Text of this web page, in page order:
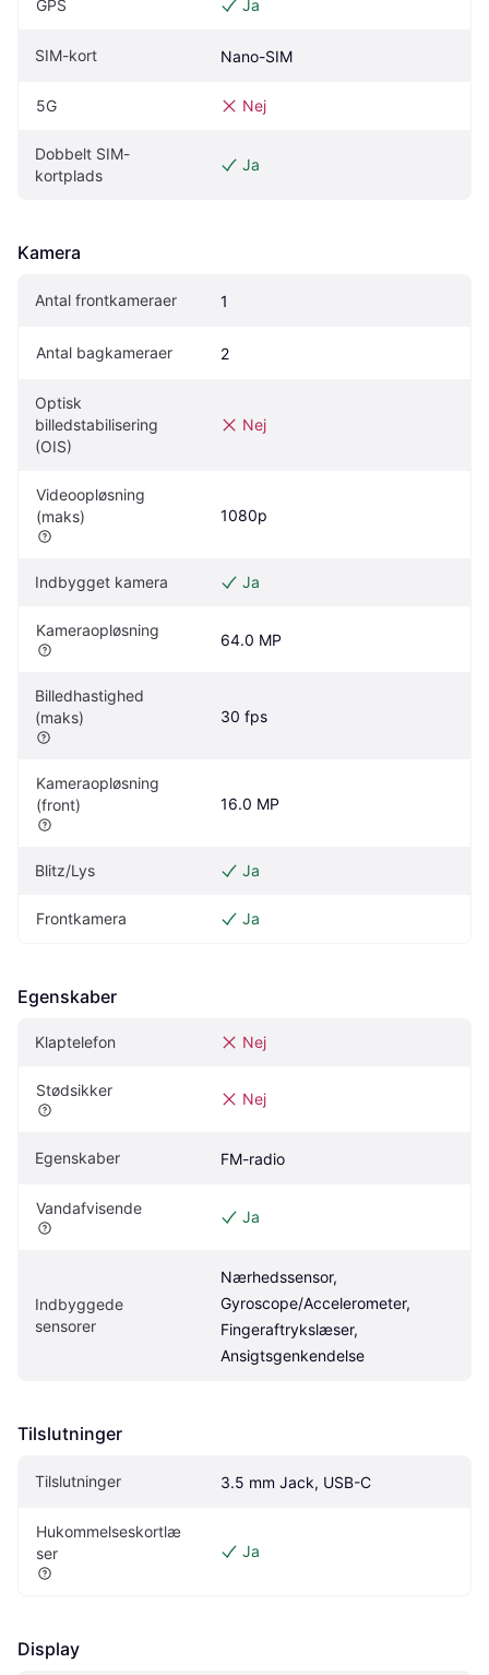
GPS Ja
SIM-kort Nano-SIM
5G Nej
Dobbelt SIM-
kortplads
Ja
Kamera
Antal frontkameraer 1
Antal bagkameraer 2
Optisk
billedstabilisering
(OIS)
Nej
Videoopløsning
(maks)
1080p
Indbygget kamera Ja
Kameraopløsning
64.0 MP
Billedhastighed
(maks)
30 fps
Kameraopløsning
(front)
16.0 MP
Blitz/Lys Ja
Frontkamera Ja
Egenskaber
Klaptelefon Nej
Stødsikker Nej
Egenskaber FM-radio
Vandafvisende Ja
Indbyggede
sensorer
Nærhedssensor,
Gyroscope/Accelerometer,
Fingeraftrykslæser,
Ansigtsgenkendelse
Tilslutninger
Tilslutninger 3.5 mm Jack, USB-C
Hukommelseskortlæ
ser
Ja
Display